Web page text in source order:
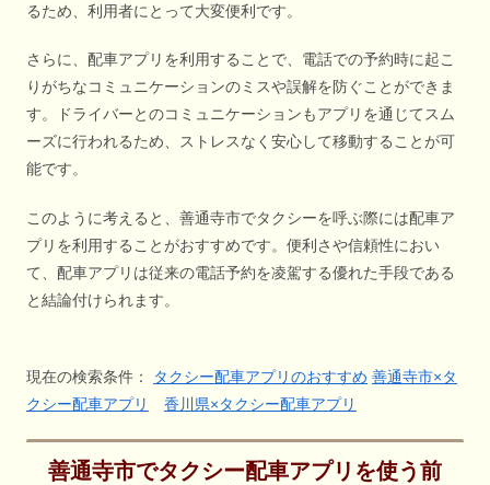
るため、利用者にとって大変便利です。
さらに、配車アプリを利用することで、電話での予約時に起こ
りがちなコミュニケーションのミスや誤解を防ぐことができま
す。ドライバーとのコミュニケーションもアプリを通じてスム
ーズに行われるため、ストレスなく安心して移動することが可
能です。
このように考えると、善通寺市でタクシーを呼ぶ際には配車ア
プリを利用することがおすすめです。便利さや信頼性におい
て、配車アプリは従来の電話予約を凌駕する優れた手段である
と結論付けられます。
現在の検索条件： タクシー配車アプリのおすすめ 善通寺市×タ
クシー配車アプリ
香川県×タクシー配車アプリ
善通寺市でタクシー配車アプリを使う前